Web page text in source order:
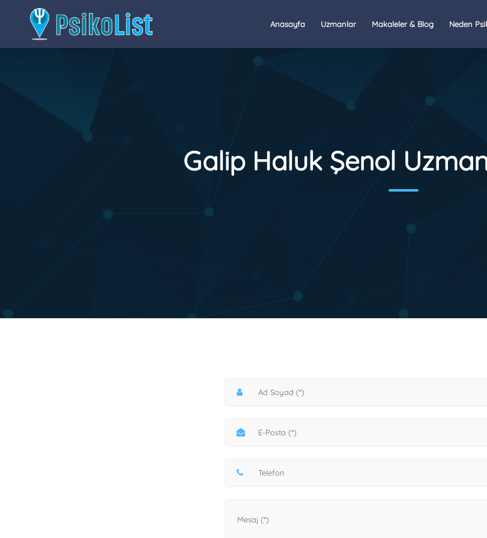
Anasayfa Uzmanlar Makaleler & Blog Neden
Galip Haluk Şenol